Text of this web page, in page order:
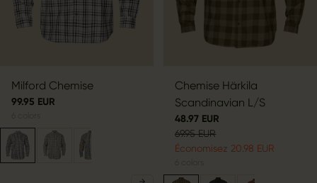
Milford Chemise
99.95 EUR
Chemise Härkila
Scandinavian L/S
48.97 EUR
69.95 EUR
Économisez 20.98 EUR